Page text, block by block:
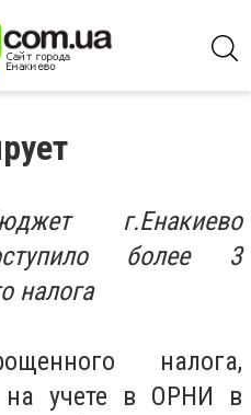
г.Енакиево
более 3
налога
налога,
на учете в ОРНИ в